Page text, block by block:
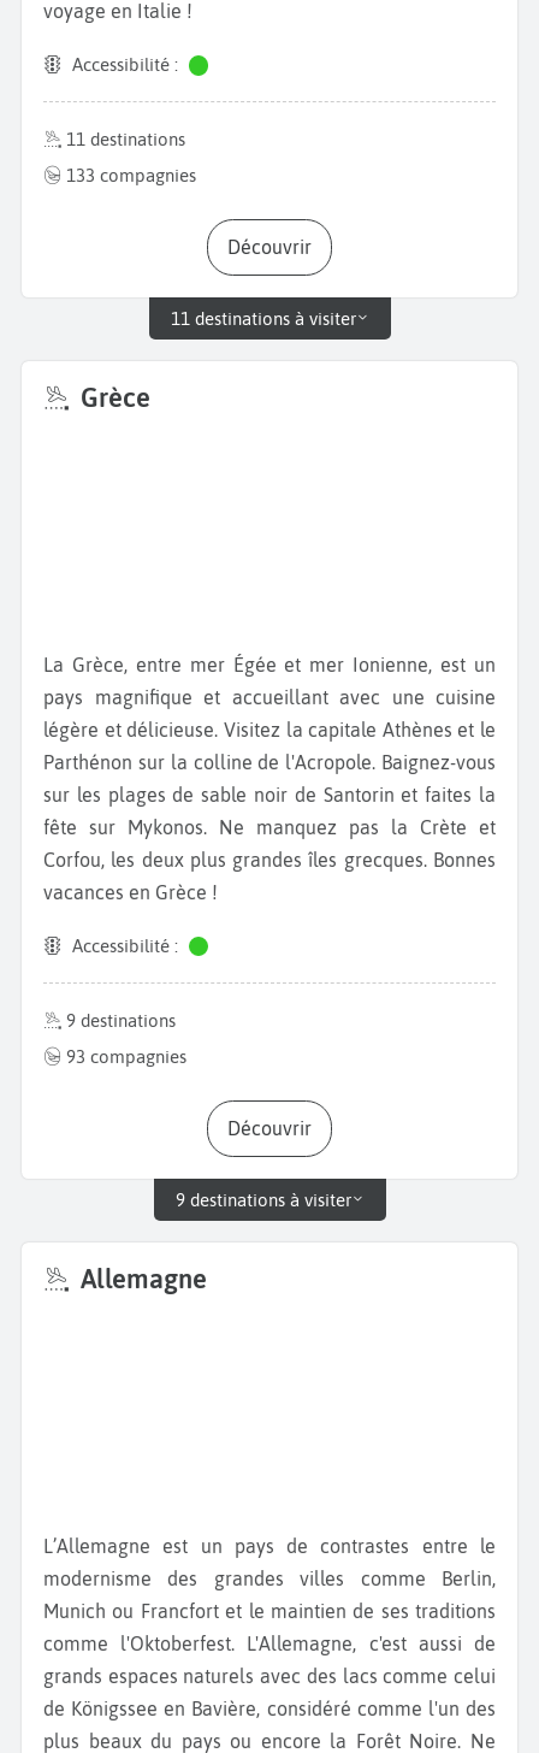
voyage en Italie !
Accessibilité :
11 destinations
133 compagnies
Découvrir
11 destinations à visiter
Grèce
La Grèce, entre mer Égée et mer Ionienne, est un
pays magnifique et accueillant avec une cuisine
légère et délicieuse. Visitez la capitale Athènes et le
Parthénon sur la colline de l'Acropole. Baignez-vous
sur les plages de sable noir de Santorin et faites la
fête sur Mykonos. Ne manquez pas la Crète et
Corfou, les deux plus grandes îles grecques. Bonnes
vacances en Grèce !
Accessibilité :
9 destinations
93 compagnies
Découvrir
9 destinations à visiter
Allemagne
L’Allemagne est un pays de contrastes entre le
modernisme des grandes villes comme Berlin,
Munich ou Francfort et le maintien de ses traditions
comme l'Oktoberfest. L'Allemagne, c'est aussi de
grands espaces naturels avec des lacs comme celui
de Königssee en Bavière, considéré comme l'un des
plus beaux du pays ou encore la Forêt Noire. Ne